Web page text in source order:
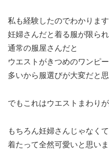
私も経験したのでわかりま
妊婦さんだと着る服が限ら
通常の服屋さんだと
ウエストがきつめのワンピ
多いから服選びが大変だと思
でもこれはウエストまわりが
もちろん妊婦さんじゃなく
着たって全然可愛いと思いま